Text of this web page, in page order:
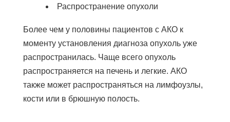
требовать более тщательного
ожидалось. Врачи изучат опухоль,
чтобы составить план лечения.
Распространение опухоли
Более чем у половины пациентов с АКО к
моменту установления диагноза опухоль уже
распространилась. Чаще всего опухоль
распространяется на печень и легкие. АКО
также может распространяться на лимфоузлы,
кости или в брюшную полость.